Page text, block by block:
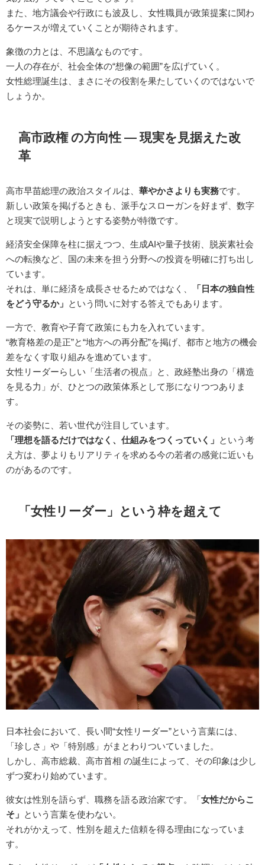
また、地方議会や行政にも波及し、女性職員が政策提案に関わ
るケースが増えていくことが期待されます。
象徴の力とは、不思議なものです。
一人の存在が、社会全体の“想像の範囲”を広げていく。
女性総理誕生は、まさにその役割を果たしていくのではないで
しょうか。
高市政権 の方向性 ― 現実を見据えた改
革
高市早苗総理の政治スタイルは、 華やかさよりも実務です。
新しい政策を掲げるときも、派手なスローガンを好まず、数字
と現実で説明しようとする姿勢が特徴です。
経済安全保障を柱に据えつつ、生成AIや量子技術、脱炭素社会
への転換など、国の未来を担う分野への投資を明確に打ち出し
ています。
それは、単に経済を成長させるためではなく、
「日本の独自性
をどう守るか」
という問いに対する答えでもあります。
一方で、教育や子育て政策にも力を入れています。
“教育格差の是正”と“地方への再分配”を掲げ、都市と地方の機会
差をなくす取り組みを進めています。
女性リーダーらしい「生活者の視点」と、政経塾出身の「構造
を見る力」が、ひとつの政策体系として形になりつつありま
す。
その姿勢に、若い世代が注目しています。
「理想を語るだけではなく、仕組みをつくっていく」
という考
え方は、夢よりもリアリティを求める今の若者の感覚に近いも
のがあるのです。
「女性リーダー」という枠を超えて
日本社会において、長い間“女性リーダー”という言葉には、
「珍しさ」や「特別感」がまとわりついていました。
しかし、高市総裁、高市首相 の誕生によって、その印象は少し
ずつ変わり始めています。
彼女は性別を語らず、職務を語る政治家です。「女性だからこ
そ」
という言葉を使わない。
それがかえって、性別を超えた信頼を得る理由になっていま
す。